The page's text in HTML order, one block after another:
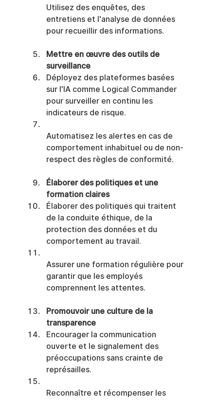
Utilisez des enquêtes, des
entretiens et l'analyse de données
pour recueillir des informations.
Mettre en œuvre des outils de
surveillance
Déployez des plateformes basées
sur l'IA comme Logical Commander
pour surveiller en continu les
indicateurs de risque.
Automatisez les alertes en cas de
comportement inhabituel ou de non-
respect des règles de conformité.
Élaborer des politiques et une
formation claires
Élaborer des politiques qui traitent
de la conduite éthique, de la
protection des données et du
comportement au travail.
Assurer une formation régulière pour
garantir que les employés
comprennent les attentes.
Promouvoir une culture de la
transparence
Encourager la communication
ouverte et le signalement des
préoccupations sans crainte de
représailles.
Reconnaître et récompenser les